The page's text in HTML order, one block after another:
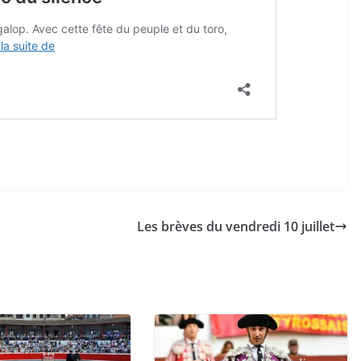
Les brèves du vendredi 10 juillet